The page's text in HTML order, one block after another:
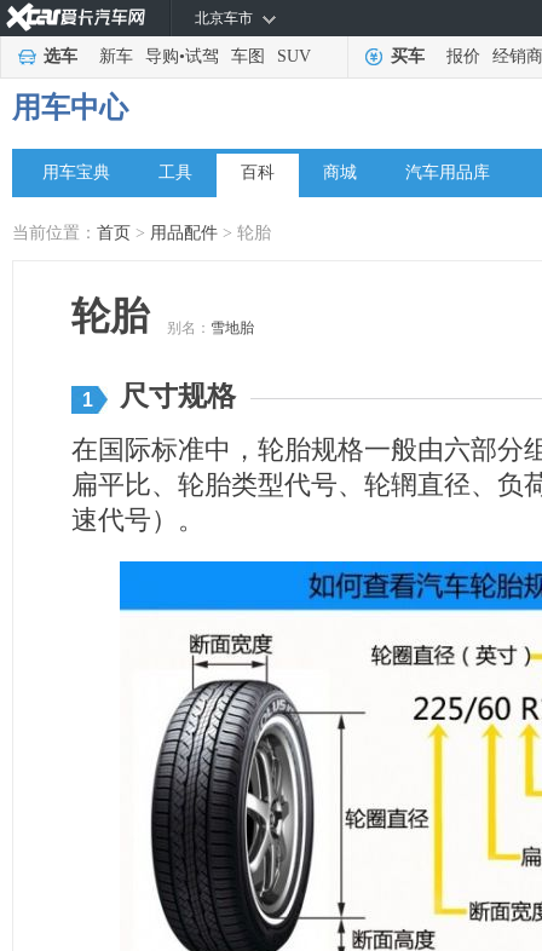
北京车市
选车 新车 导购•试驾 车图 SUV 买车 报价 经销商
用车中心
用车宝典 工具 百科 商城 汽车用品库
当前位置： 首页 > 用品配件 > 轮胎
轮胎 别名： 雪地胎
1 尺寸规格
在国际标准中，轮胎规格一般由六部分
扁平比、轮胎类型代号、轮辋直径、负
速代号）。